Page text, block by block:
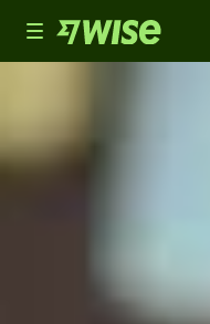
Toggle
navigation